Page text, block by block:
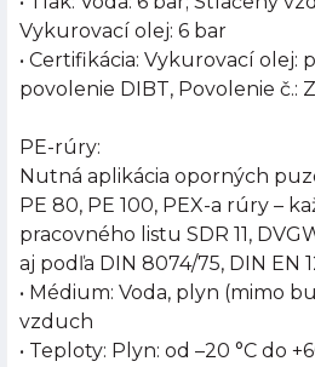
Vykurovací olej: 6 bar
• Certifikácia: Vykurovací olej:
povolenie DIBT, Povolenie č.:
PE-rúry:
Nutná aplikácia oporných
PE 80, PE 100, PEX-a rúry –
pracovného listu SDR 11,
aj podľa DIN 8074/75, DIN EN
• Médium: Voda, plyn (mimo
vzduch
• Teploty: Plyn: od –20 °C do